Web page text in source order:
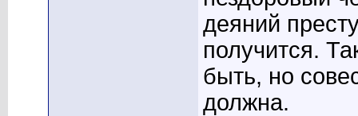
деяний
получится.
быть, но
должна.